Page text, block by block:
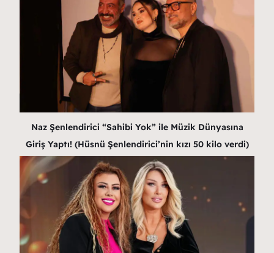
Naz Şenlendirici “Sahibi Yok” ile Müzik Dünyasına
Giriş Yaptı! (Hüsnü Şenlendirici’nin kızı 50 kilo verdi)